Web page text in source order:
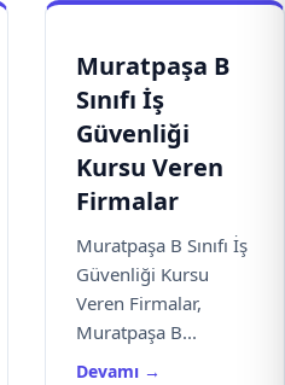
Muratpaşa B
Sınıfı İş
Güvenliği
Kursu Veren
Firmalar
Muratpaşa B Sınıfı İş
Güvenliği Kursu
Veren Firmalar,
Muratpaşa B...
Devamı →